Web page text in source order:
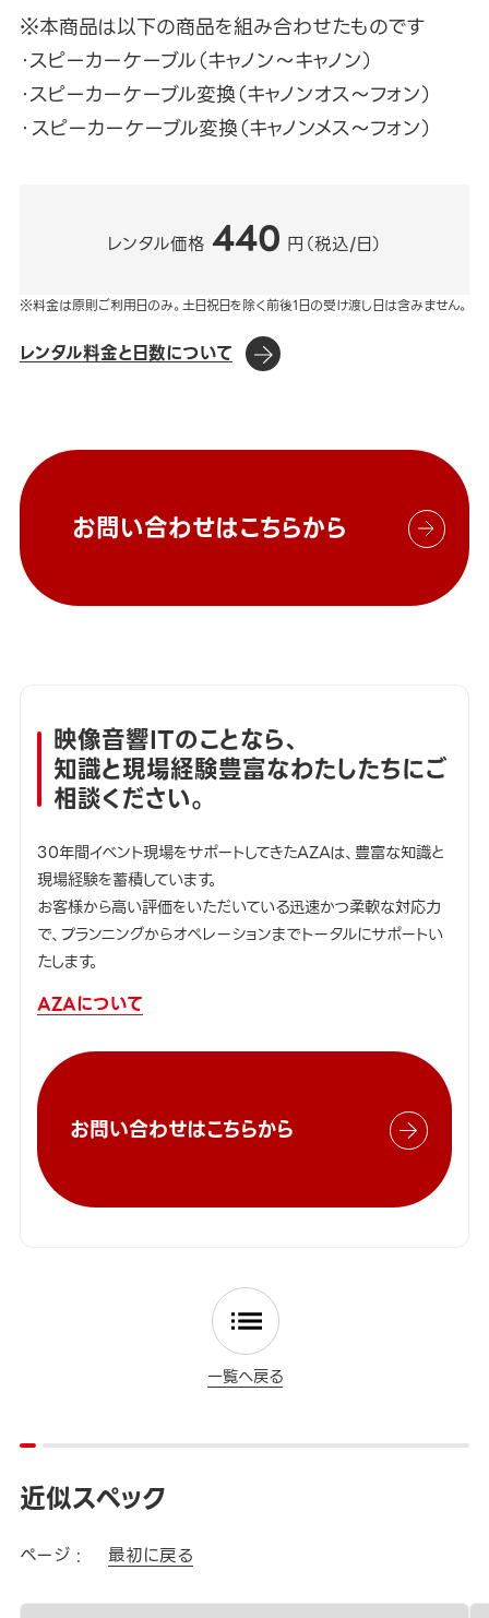
※本商品は以下の商品を組み合わせたものです
・スピーカーケーブル（キャノン～キャノン）
・スピーカーケーブル変換（キャノンオス～フォン）
・スピーカーケーブル変換（キャノンメス～フォン）
レンタル価格 440 円（税込/日）
※料金は原則ご利用日のみ。土日祝日を除く前後1日の受け渡し日は含みません。
レンタル料金と日数について
お問い合わせはこちらから
映像音響ITのことなら、
知識と現場経験豊富なわたしたちにご
相談ください。
30年間イベント現場をサポートしてきたAZAは、豊富な知識と
現場経験を蓄積しています。
お客様から高い評価をいただいている迅速かつ柔軟な対応力
で、プランニングからオペレーションまでトータルにサポートい
たします。
AZAについて
お問い合わせはこちらから
一覧へ戻る
近似スペック
ページ : 最初に戻る